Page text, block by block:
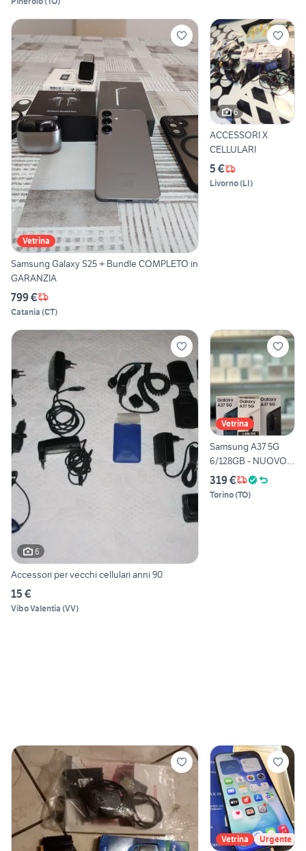
Vetrina
Samsung Galaxy S25 + Bundle COMPLETO in
GARANZIA
799 €
Catania (CT)
6
ACCESSORI X
CELLULARI
5 €
Livorno(LI)
6
Accessori per vecchi cellulari anni 90
15 €
Vibo Valentia (VV)
Vetrina
Samsung A37 5G
6/128GB - NUOVO
SIGILLATO
319 €
Torino(TO)
Vetrina Urgente